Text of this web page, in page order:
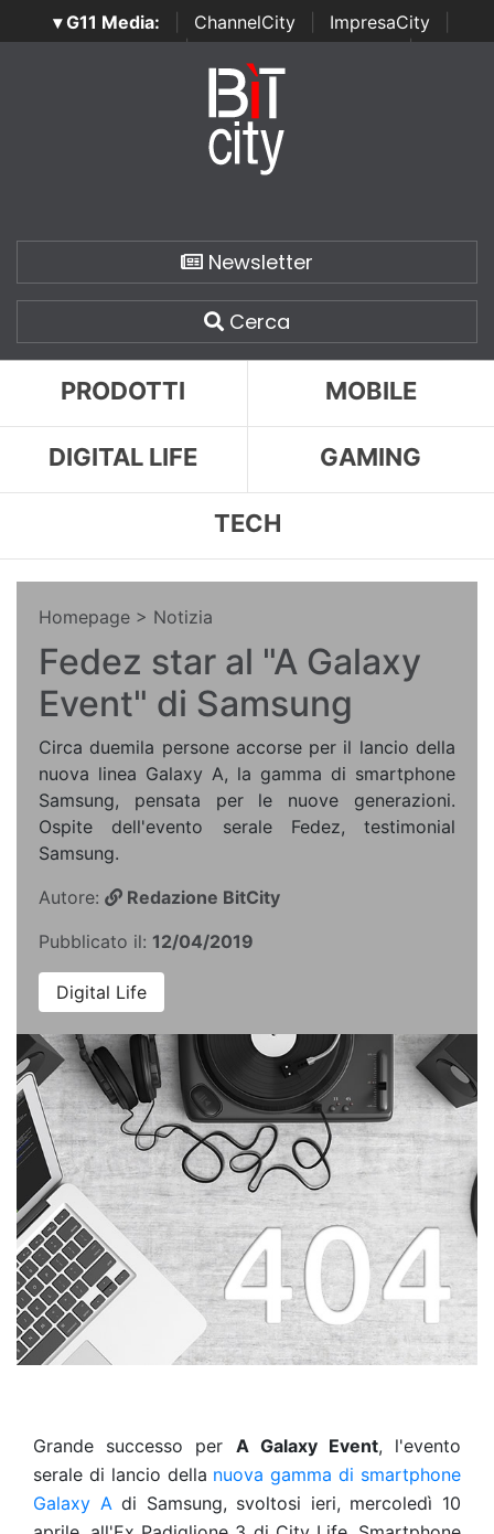
▾ G11 Media: ChannelCity ImpresaCity
SecurityOpenLab | Italian Channel Awards | Italian
Italian Security Awards
Newsletter
Cerca
PRODOTTI MOBILE
DIGITAL LIFE GAMING
TECH
Homepage > Notizia
Fedez star al "A Galaxy
Event" di Samsung
Circa duemila persone accorse per il lancio della
nuova linea Galaxy A, la gamma di smartphone
Samsung, pensata per le nuove generazioni.
Ospite dell'evento serale Fedez, testimonial
Samsung.
Autore:
Redazione BitCity
Pubblicato il: 12/04/2019
Digital Life
Grande successo per A Galaxy Event, l'evento
serale di lancio della nuova gamma di smartphone
Galaxy Adi Samsung, svoltosi ieri, mercoledì 10